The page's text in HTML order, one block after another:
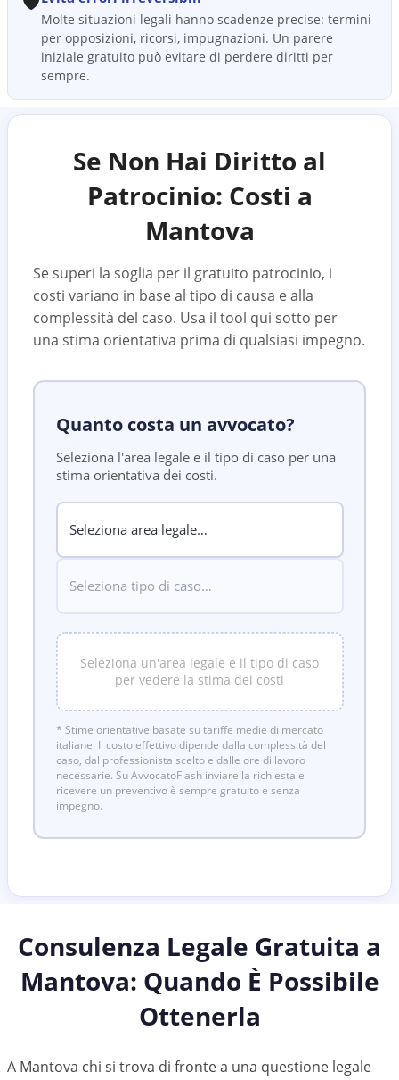
Molte situazioni legali hanno scadenze precise: termini
per opposizioni, ricorsi, impugnazioni. Un parere
iniziale gratuito può evitare di perdere diritti per
sempre.
Se Non Hai Diritto al
Patrocinio: Costi a
Mantova
Se superi la soglia per il gratuito patrocinio, i
costi variano in base al tipo di causa e alla
complessità del caso. Usa il tool qui sotto per
una stima orientativa prima di qualsiasi impegno.
Quanto costa un avvocato?
Seleziona l'area legale e il tipo di caso per una
stima orientativa dei costi.
Seleziona un'area legale e il tipo di caso
per vedere la stima dei costi
* Stime orientative basate su tariffe medie di mercato
italiane. Il costo effettivo dipende dalla complessità del
caso, dal professionista scelto e dalle ore di lavoro
necessarie. Su AvvocatoFlash inviare la richiesta e
ricevere un preventivo è sempre gratuito e senza
impegno.
Consulenza Legale Gratuita a
Mantova: Quando È Possibile
Ottenerla
A Mantova chi si trova di fronte a una questione legale